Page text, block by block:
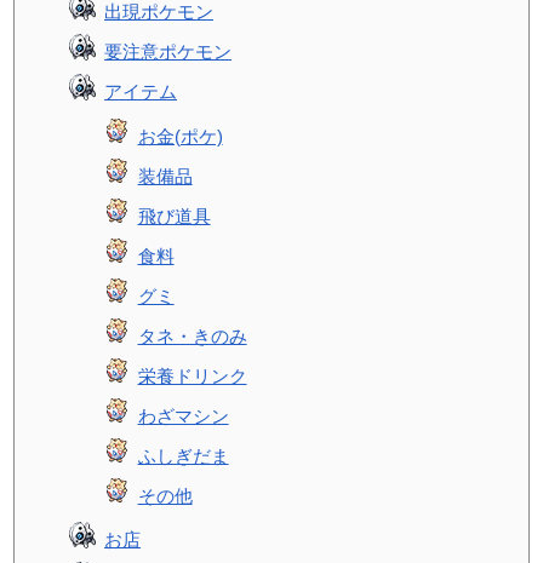
出現ポケモン
要注意ポケモン
アイテム
お金(ポケ)
装備品
飛び道具
食料
グミ
タネ・きのみ
栄養ドリンク
わざマシン
ふしぎだま
その他
お店